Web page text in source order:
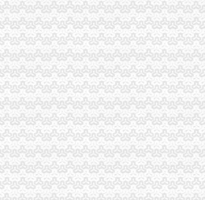
茶园新区】价格,厂家,图片,猪,